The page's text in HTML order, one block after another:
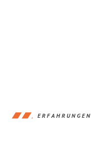
ERFAHRUNGEN